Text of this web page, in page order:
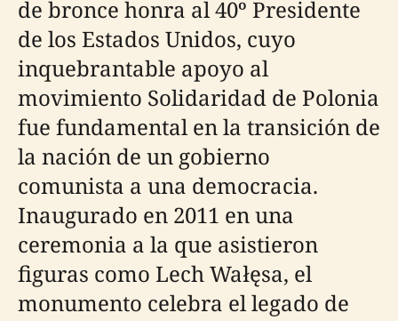
de bronce honra al 40º Presidente
de los Estados Unidos, cuyo
inquebrantable apoyo al
movimiento Solidaridad de Polonia
fue fundamental en la transición de
la nación de un gobierno
comunista a una democracia.
Inaugurado en 2011 en una
ceremonia a la que asistieron
figuras como Lech Wałęsa, el
monumento celebra el legado de